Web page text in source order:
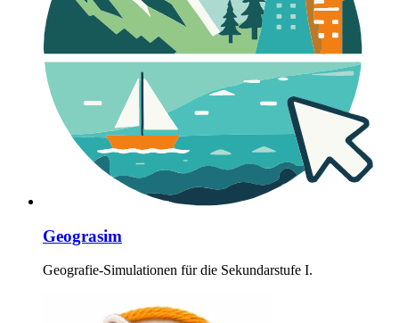
Geograsim
Geografie-Simulationen für die Sekundarstufe I.